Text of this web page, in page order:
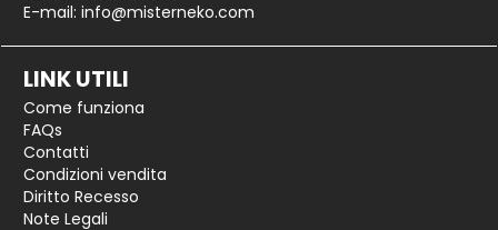
E-mail: info@misterneko.com
LINK UTILI
Come funziona
FAQs
Contatti
Condizioni vendita
Diritto Recesso
Note Legali